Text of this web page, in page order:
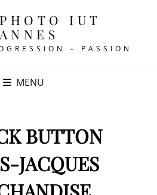
IUT
– PASSION
MENU
BUTTON
JACQUES